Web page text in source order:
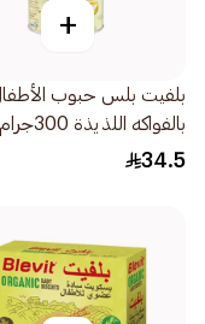
+
بلفيت بلس حبوب
بالفواكه اللذيذة 300جرام
34.5